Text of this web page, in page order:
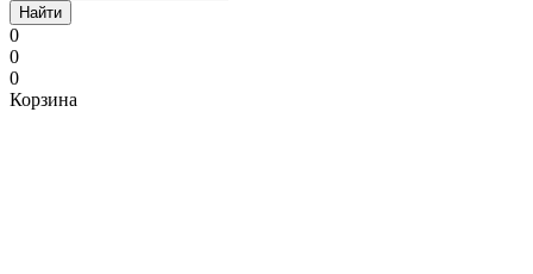
Найти
0
0
0
Корзина